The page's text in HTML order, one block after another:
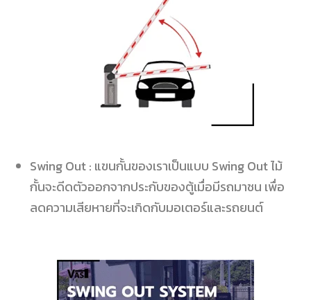
Swing Out : แขนกั้นของเราเป็นแบบ Swing Outไม้
กั้นจะดีดตัวออกจากประกับของตู้เมื่อมีรถมาชน เพื่อ
ลดความเสียหายที่จะเกิดกับมอเตอร์และรถยนต์